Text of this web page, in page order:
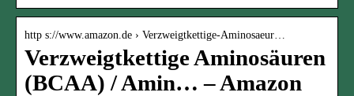
http s://www.amazon.de › Verzweigtkettige-Aminosaeur…
Verzweigtkettige Aminosäuren
(BCAA) / Amin… – Amazon